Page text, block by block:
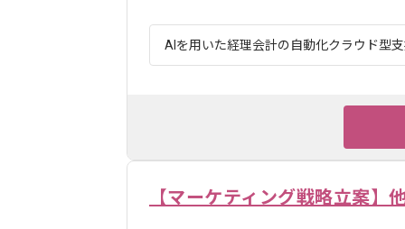
AIを用いた経理会計の自動化クラウド型
【マーケティング戦略立案】